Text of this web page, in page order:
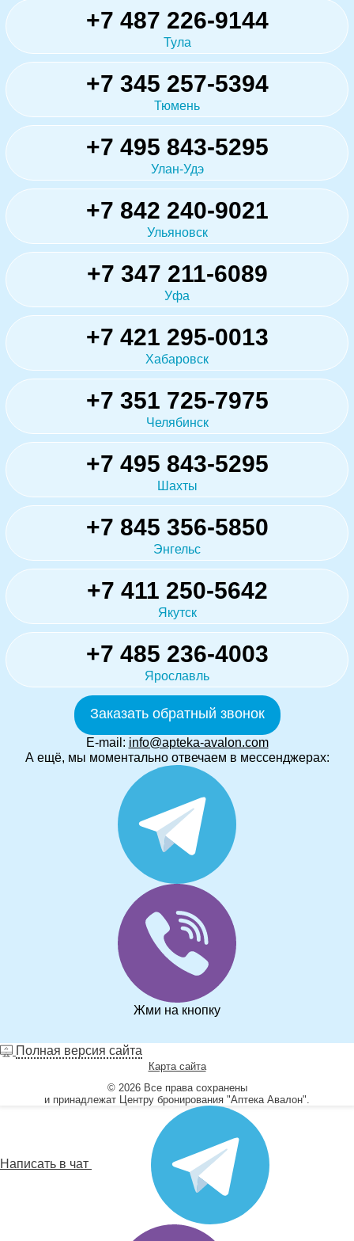
+7 487 226-9144
Тула
+7 345 257-5394
Тюмень
+7 495 843-5295
Улан-Удэ
+7 842 240-9021
Ульяновск
+7 347 211-6089
Уфа
+7 421 295-0013
Хабаровск
+7 351 725-7975
Челябинск
+7 495 843-5295
Шахты
+7 845 356-5850
Энгельс
+7 411 250-5642
Якутск
+7 485 236-4003
Ярославль
Заказать обратный звонок
E-mail: info@apteka-avalon.com
А ещё, мы моментально отвечаем в мессенджерах:
Жми на кнопку
Полная версия сайта
Карта сайта
© 2026 Все права сохранены
и принадлежат Центру бронирования "Аптека Авалон".
Написать в чат